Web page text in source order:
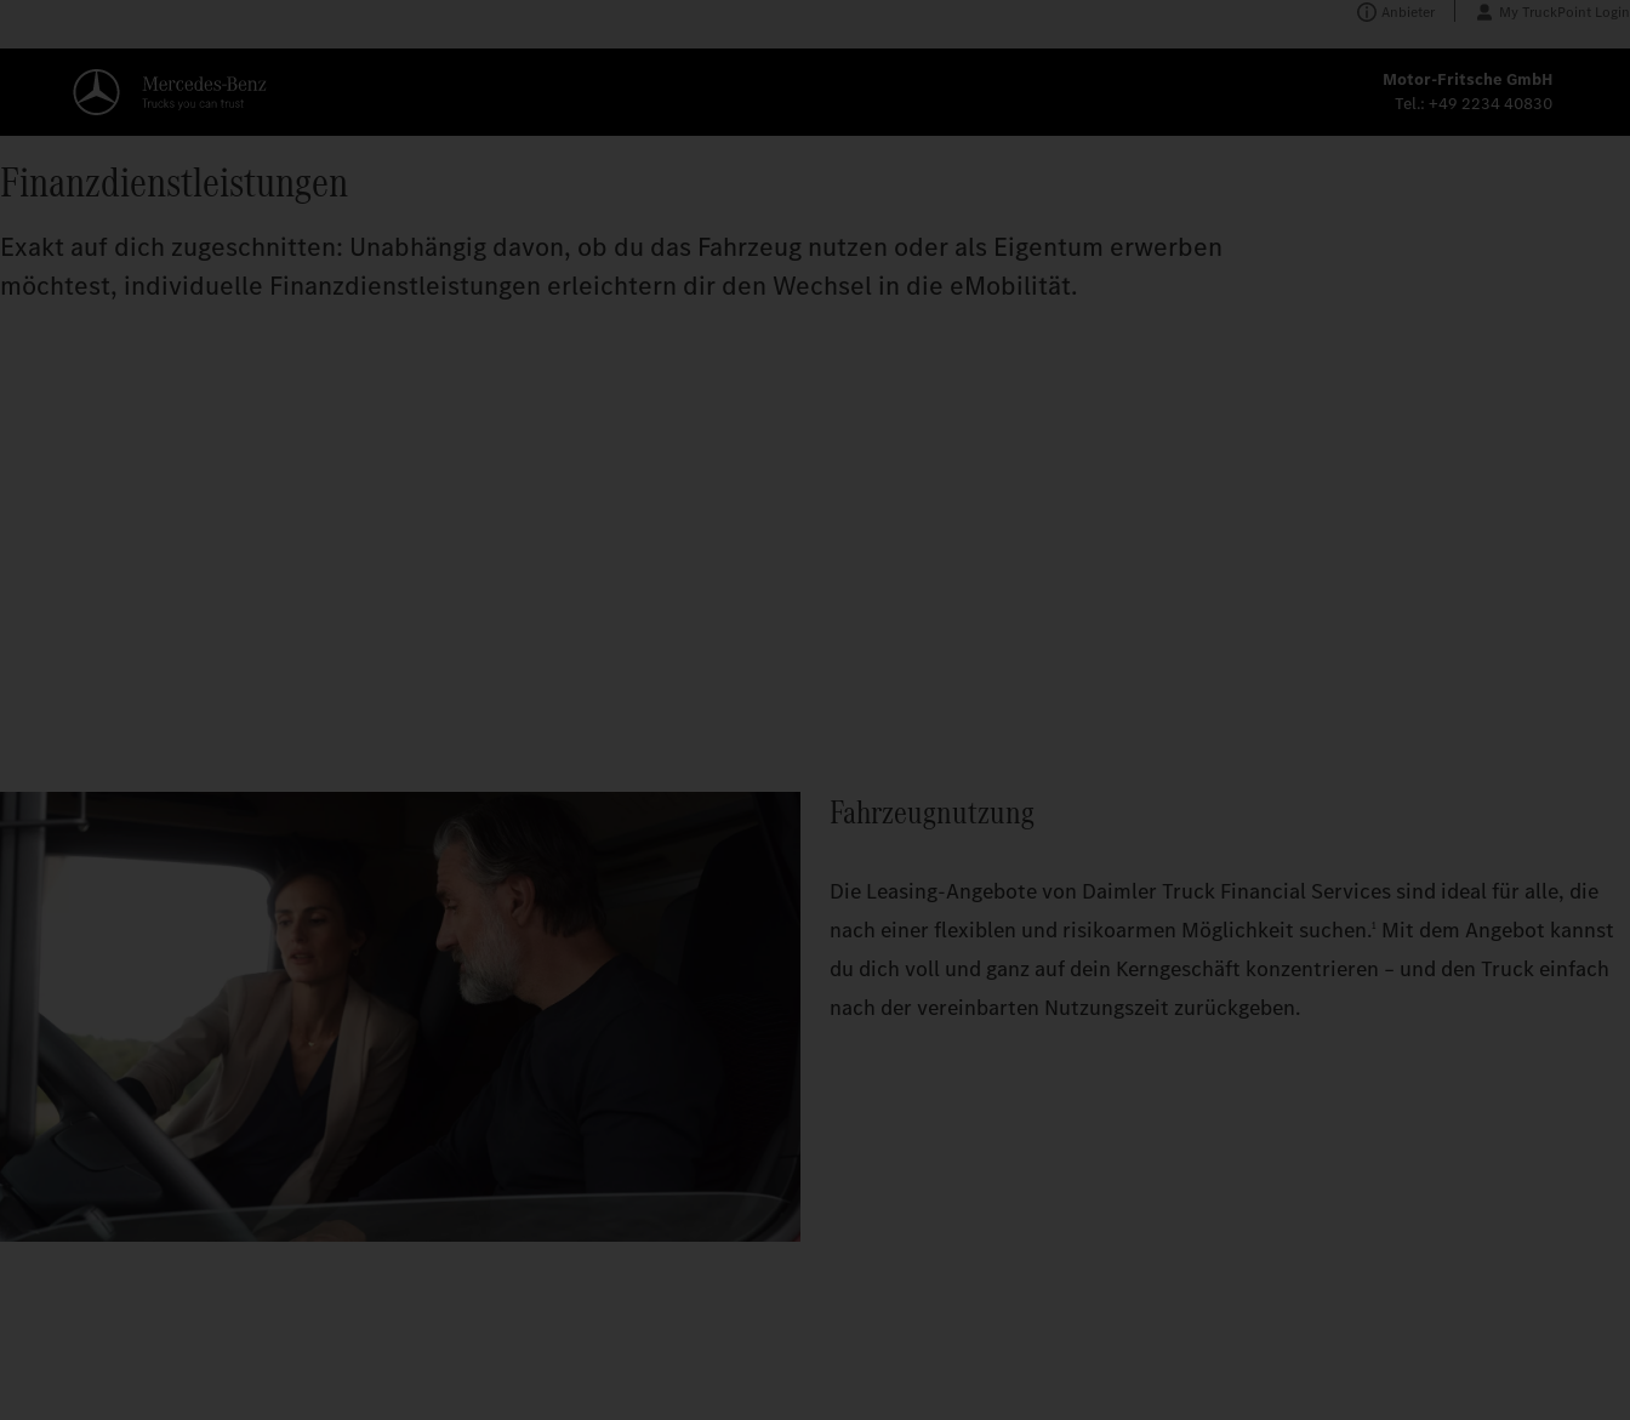
Anbieter My TruckPoint Login
Motor-Fritsche GmbH
Tel.: +49 2234 40830
Finanzdienstleistungen
Exakt auf dich zugeschnitten: Unabhängig davon, ob du das Fahrzeug nutzen oder als Eigentum erwerben
möchtest, individuelle Finanzdienstleistungen erleichtern dir den Wechsel in die eMobilität.
Fahrzeugnutzung
Die Leasing-Angebote von Daimler Truck Financial Services sind ideal für alle, die
nach einer flexiblen und risikoarmen Möglichkeit suchen.1 Mit dem Angebot kannst
du dich voll und ganz auf dein Kerngeschäft konzentrieren – und den Truck einfach
nach der vereinbarten Nutzungszeit zurückgeben.